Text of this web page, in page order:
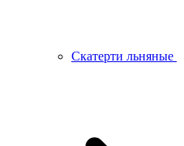
Скатерти льняные